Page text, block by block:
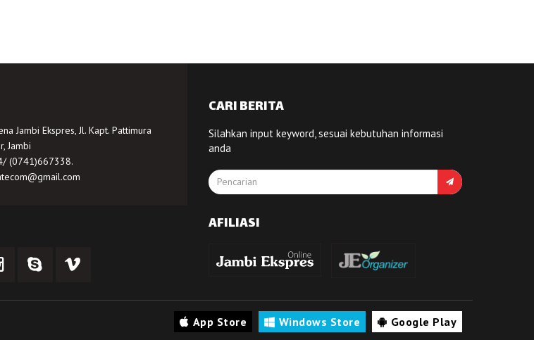
Jambi Ekspres, Jl. Kapt. Pattimura
Jambi
(0741)667338.
CARI BERITA
Silahkan input keyword, sesuai kebutuhan informasi
anda
AFILIASI
App Store Windows Store Google Play